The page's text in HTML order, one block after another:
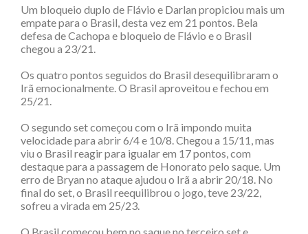
Um bloqueio duplo de Flávio e Darlan propiciou mais um
empate para o Brasil, desta vez em 21 pontos. Bela
defesa de Cachopa e bloqueio de Flávio e o Brasil
chegou a 23/21.
Os quatro pontos seguidos do Brasil desequilibraram o
Irã emocionalmente. O Brasil aproveitou e fechou em
25/21.
O segundo set começou com o Irã impondo muita
velocidade para abrir 6/4 e 10/8. Chegou a 15/11, mas
viu o Brasil reagir para igualar em 17 pontos, com
destaque para a passagem de Honorato pelo saque. Um
erro de Bryan no ataque ajudou o Irã a abrir 20/18. No
final do set, o Brasil reequilibrou o jogo, teve 23/22,
sofreu a virada em 25/23.